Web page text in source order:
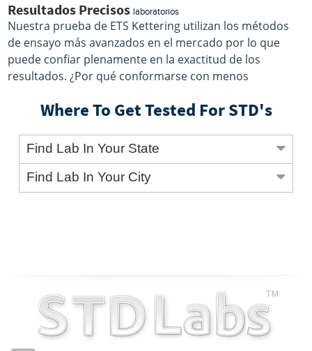
Resultados Precisos laboratorios
Nuestra prueba de ETS Kettering utilizan los métodos
de ensayo más avanzados en el mercado por lo que
puede confiar plenamente en la exactitud de los
resultados. ¿Por qué conformarse con menos
Where To Get Tested For STD's
Find Lab In Your State
Find Lab In Your City